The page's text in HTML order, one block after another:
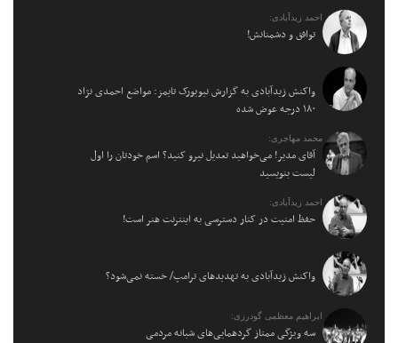
احمد زیدآبادی:
توافق و دشمنانش!
واکنش زیدآبادی به گزارش نیویورک تایمز: مواضع احمدی نژاد
۱۸۰ درجه عوض شده
محمد مهاجری:
آقای مدیر! می‌خواهید تعدیل نیرو کنید؟ اسم خودتان را اول
لیست بنویسید
احمد زیدآبادی:
حفظ امنیت در کنار دسترسی به اینترنت هنر است!
واکنش زیدآبادی به تهدیدهای ترامپ/ خسته نمی‌شود؟
ابراهیم معظمی گودرزی:
سه ویژگی ممتاز گردهمایی‌های شبانه مردمی